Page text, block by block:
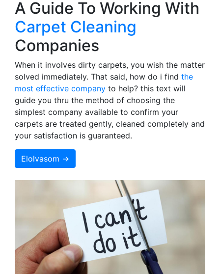
A Guide To Working With
Carpet Cleaning
Companies
When it involves dirty carpets, you wish the matter
solved immediately. That said, how do i find the
most effective company to help? this text will
guide you thru the method of choosing the
simplest company available to confirm your
carpets are treated gently, cleaned completely and
your satisfaction is guaranteed.
Elolvasom →